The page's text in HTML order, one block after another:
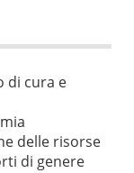
di cura e
delle risorse
di genere